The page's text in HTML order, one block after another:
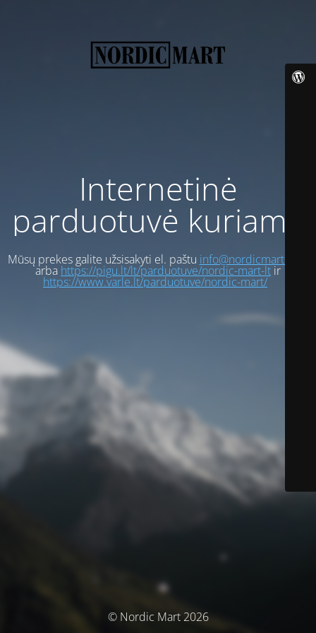
Internetinė
parduotuvė kuriama
Mūsų prekes galite užsisakyti el. paštu info@nordicmart.com
arba https://pigu.lt/lt/parduotuve/nordic-mart-ltir
https://www.varle.lt/parduotuve/nordic-mart/
© Nordic Mart 2026